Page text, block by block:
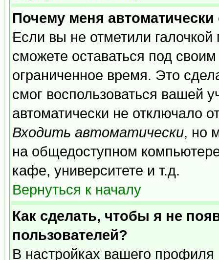
Почему меня автоматически
Если вы не отметили галочкой
сможете оставаться под
ограниченное время. Это
смог воспользоваться вашей
автоматически не отключало
Входить автоматически, но
на общедоступном
кафе, университете и т.д.
Вернуться к началу
Как сделать, чтобы я не
пользователей?
В настройках вашего